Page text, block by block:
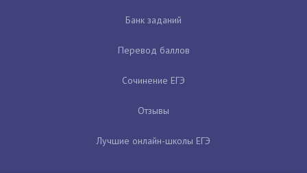
Банк заданий
Перевод баллов
Сочинение ЕГЭ
Отзывы
Лучшие онлайн-школы ЕГЭ